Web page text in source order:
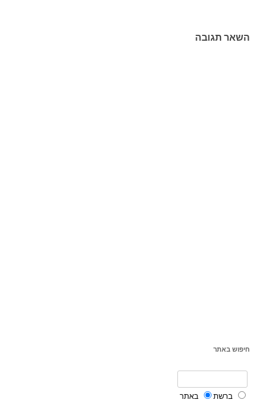
השאר תגובה
חיפוש באתר
ברשת באתר